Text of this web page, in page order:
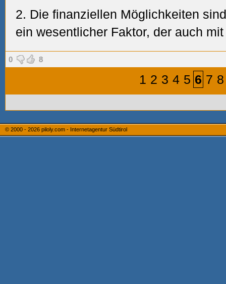
2. Die finanziellen Möglichkeiten
ein wesentlicher Faktor, der auch
0 8
1 2 3 4 5 6 7 8
© 2000 - 2026 piloly.com - Internetagentur Südtirol